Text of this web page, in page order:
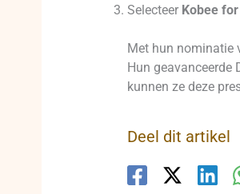
Selecteer Kobee
Met hun nominatie
Hun geavanceerde
kunnen ze deze
Deel dit artikel